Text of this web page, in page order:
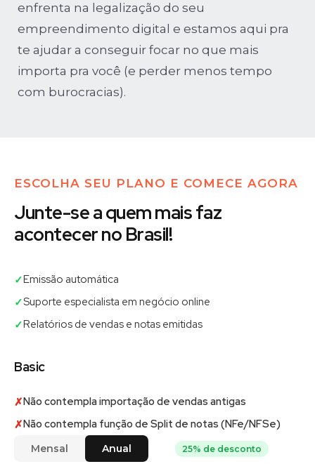
enfrenta na legalização do seu
empreendimento digital e estamos aqui pra
te ajudar a conseguir focar no que mais
importa pra você (e perder menos tempo
com burocracias).
ESCOLHA SEU PLANO E COMECE AGORA
Junte-se a quem mais faz
acontecer no Brasil!
✓Emissão automática
✓Suporte especialista em negócio online
✓Relatórios de vendas e notas emitidas
Basic
✗Não contempla importação de vendas antigas
✗Não contempla função de Split de notas (NFe/NFSe)
Mensal Anual 25% de desconto